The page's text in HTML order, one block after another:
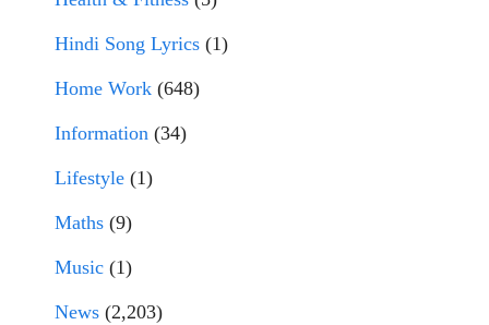
Hindi Song Lyrics (1)
Home Work (648)
Information (34)
Lifestyle (1)
Maths (9)
Music (1)
News (2,203)